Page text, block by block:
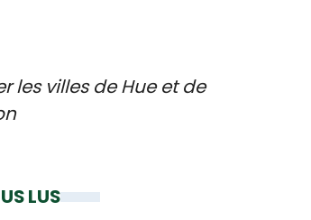
les villes de Hue et de
LUS